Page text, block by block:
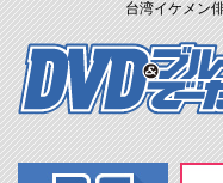
台湾イケメン